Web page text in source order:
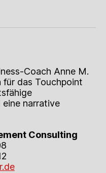
Coach Anne M.
für das Touchpoint
eine narrative
Consulting